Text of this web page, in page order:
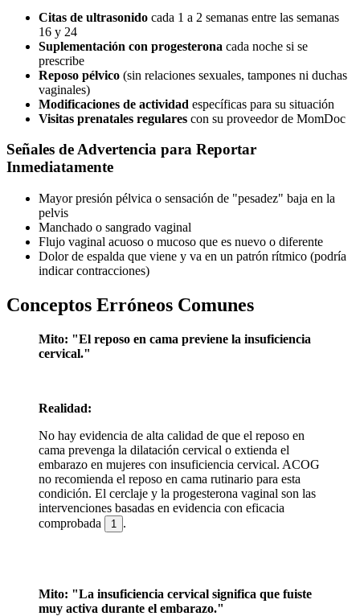
Citas de ultrasonido cada 1 a 2 semanas entre las semanas
16 y 24
Suplementación con progesterona cada noche si se
prescribe
Reposo pélvico (sin relaciones sexuales, tampones ni duchas
vaginales)
Modificaciones de actividad específicas para su situación
Visitas prenatales regulares con su proveedor de MomDoc
Señales de Advertencia para Reportar
Inmediatamente
Mayor presión pélvica o sensación de "pesadez" baja en la
pelvis
Manchado o sangrado vaginal
Flujo vaginal acuoso o mucoso que es nuevo o diferente
Dolor de espalda que viene y va en un patrón rítmico (podría
indicar contracciones)
Conceptos Erróneos Comunes
Mito: "El reposo en cama previene la insuficiencia
cervical."
Realidad:
No hay evidencia de alta calidad de que el reposo en
cama prevenga la dilatación cervical o extienda el
embarazo en mujeres con insuficiencia cervical. ACOG
no recomienda el reposo en cama rutinario para esta
condición. El cerclaje y la progesterona vaginal son las
intervenciones basadas en evidencia con eficacia
comprobada
1 .
Mito: "La insuficiencia cervical significa que fuiste
muy activa durante el embarazo."